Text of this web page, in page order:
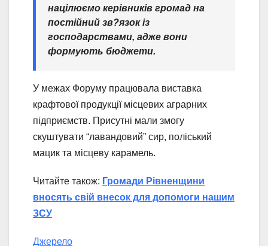
націлюємо керівників громад на
постійний зв?язок із
господарствами, адже вони
формують бюджети.
У межах Форуму працювала виставка
крафтової продукції місцевих аграрних
підприємств. Присутні мали змогу
скуштувати “лавандовий” сир, поліський
мацик та місцеву карамель.
Читайте також: Громади Рівненщини
вносять свій внесок для допомоги нашим
ЗСУ
Джерело